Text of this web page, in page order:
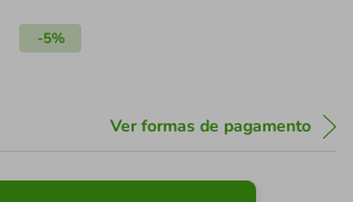
-5%
Ver formas de pagamento